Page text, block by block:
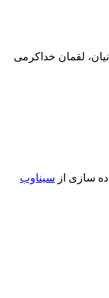
لقمان خداکرمی
سازی از سیناوب